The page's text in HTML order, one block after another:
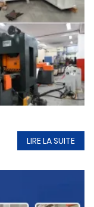
LIRE LA SUITE